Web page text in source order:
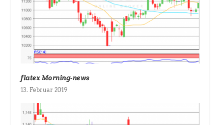
flatex Morning-news
13. Februar 2019